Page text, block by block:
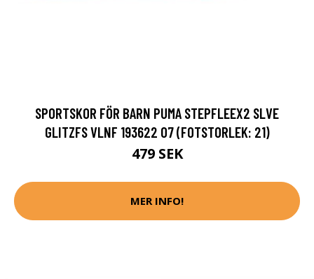
SPORTSKOR FÖR BARN PUMA STEPFLEEX2 SLVE
GLITZFS VLNF 193622 07 (FOTSTORLEK: 21)
479 SEK
MER INFO!